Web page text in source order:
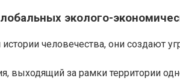
эколого-
человечества, они создают
выходящий за рамки территории